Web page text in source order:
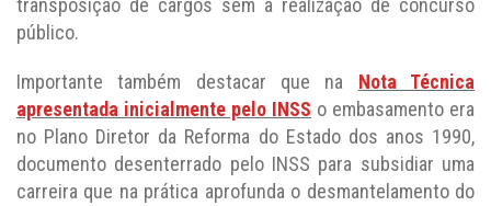
transposição de cargos sem a realização de concurso
público.
Importante também destacar que na Nota Técnica
apresentada inicialmente pelo INSS o embasamento era
no Plano Diretor da Reforma do Estado dos anos 1990,
documento desenterrado pelo INSS para subsidiar uma
carreira que na prática aprofunda o desmantelamento do